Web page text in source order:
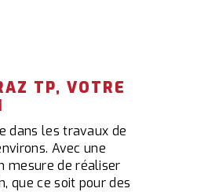
TP, VOTRE
dans les travaux de
Avec une
mesure de réaliser
que ce soit pour des